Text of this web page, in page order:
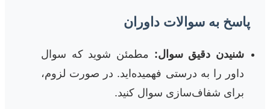
پاسخ به سوالات داوران
شنیدن دقیق سوال: مطمئن شوید که سوال
داور را به درستی فهمیده‌اید. در صورت لزوم،
برای شفاف‌سازی سوال کنید.